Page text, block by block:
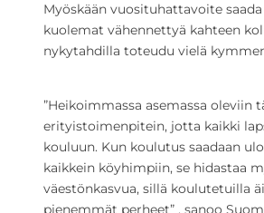
Myöskään vuosituhattavoite
kuolemat vähennettyä kahteen
nykytahdilla toteudu vielä
”Heikoimmassa asemassa oleviin
erityistoimenpitein, jotta kaikki
kouluun. Kun koulutus saadaan
kaikkein köyhimpiin, se hidastaa
väestönkasvua, sillä koulutetuilla
pienemmät perheet” , sanoo